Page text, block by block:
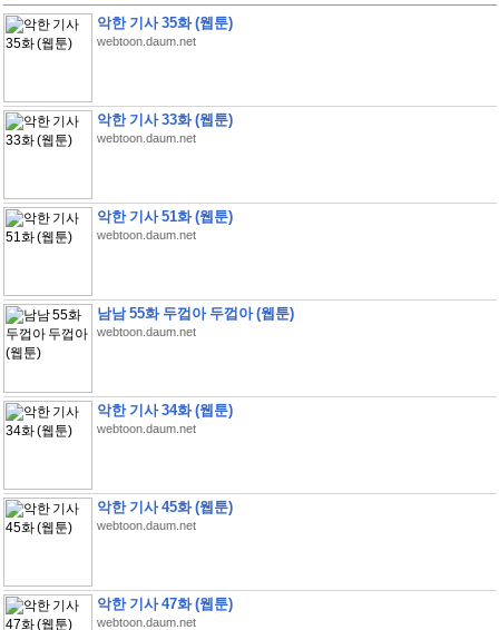
악한 기사 35화 (웹툰)
webtoon.daum.net
악한 기사 33화 (웹툰)
webtoon.daum.net
악한 기사 51화 (웹툰)
webtoon.daum.net
남남 55화 두껍아 두껍아 (웹툰)
webtoon.daum.net
악한 기사 34화 (웹툰)
webtoon.daum.net
악한 기사 45화 (웹툰)
webtoon.daum.net
악한 기사 47화 (웹툰)
webtoon.daum.net